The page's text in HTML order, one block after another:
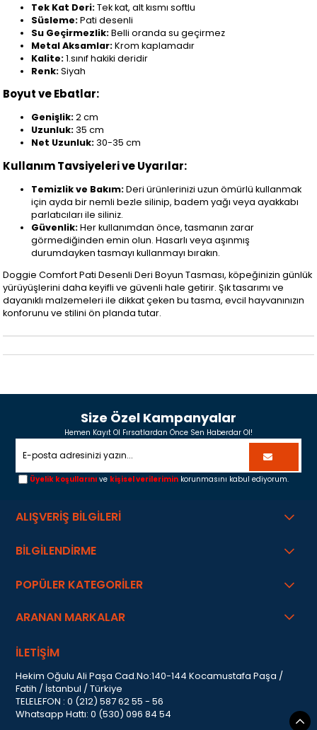
Tek Kat Deri:Tek kat, alt kısmı softlu
Süsleme:Pati desenli
Su Geçirmezlik:Belli oranda su geçirmez
Metal Aksamlar:Krom kaplamadır
Kalite:1.sınıf hakiki deridir
Renk:Siyah
Boyut ve Ebatlar:
Genişlik:2 cm
Uzunluk: 35 cm
Net Uzunluk: 30-35 cm
Kullanım Tavsiyeleri ve Uyarılar:
Temizlik ve Bakım:Deri ürünlerinizi uzun ömürlü kullanmak
için ayda bir nemli bezle silinip, badem yağı veya ayakkabı
parlatıcıları ile siliniz.
Güvenlik:Her kullanımdan önce, tasmanın zarar
görmediğinden emin olun. Hasarlı veya aşınmış
durumdayken tasmayı kullanmayı bırakın.
Doggie Comfort Pati Desenli Deri Boyun Tasması, köpeğinizin günlük
yürüyüşlerini daha keyifli ve güvenli hale getirir. Şık tasarımı ve
dayanıklı malzemeleri ile dikkat çeken bu tasma, evcil hayvanınızın
konforunu ve stilini ön planda tutar.
Size Özel Kampanyalar
Hemen Kayıt Ol Fırsatlardan Önce Sen Haberdar Ol!
Üyelik koşullarını ve kişisel verilerimin korunmasını kabul ediyorum.
ALIŞVERİŞ BİLGİLERİ
BİLGİLENDİRME
POPÜLER KATEGORİLER
ARANAN MARKALAR
İLETİŞİM
Hekim Oğulu Ali Paşa Cad.No:140-144 Kocamustafa Paşa /
Fatih / İstanbul / Türkiye
TELELEFON : 0 (212) 587 62 55 - 56
Whatsapp Hattı: 0 (530) 096 84 54